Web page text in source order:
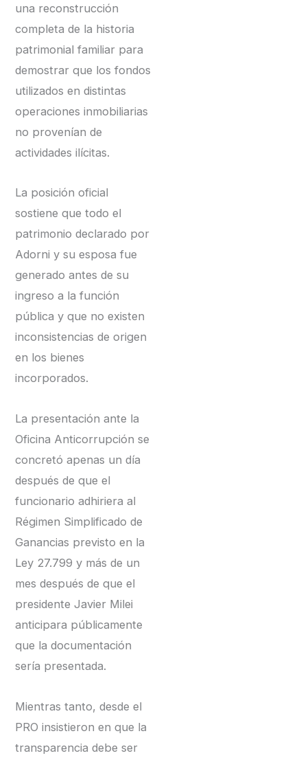
una reconstrucción
completa de la historia
patrimonial familiar para
demostrar que los fondos
utilizados en distintas
operaciones inmobiliarias
no provenían de
actividades ilícitas.
La posición oficial
sostiene que todo el
patrimonio declarado por
Adorni y su esposa fue
generado antes de su
ingreso a la función
pública y que no existen
inconsistencias de origen
en los bienes
incorporados.
La presentación ante la
Oficina Anticorrupción se
concretó apenas un día
después de que el
funcionario adhiriera al
Régimen Simplificado de
Ganancias previsto en la
Ley 27.799 y más de un
mes después de que el
presidente Javier Milei
anticipara públicamente
que la documentación
sería presentada.
Mientras tanto, desde el
PRO insistieron en que la
transparencia debe ser